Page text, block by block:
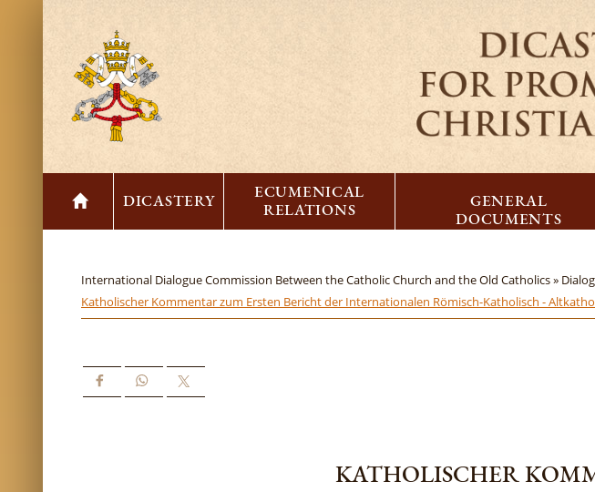
DICASTERY
ECUMENICAL
RELATIONS
GENERAL
DOCUMENTS
International Dialogue Commission Between the Catholic Church and the Old Catholics »
Katholischer Kommentar zum Ersten Bericht der Internationalen Römisch-Katholisch -
KATHOLISCHER